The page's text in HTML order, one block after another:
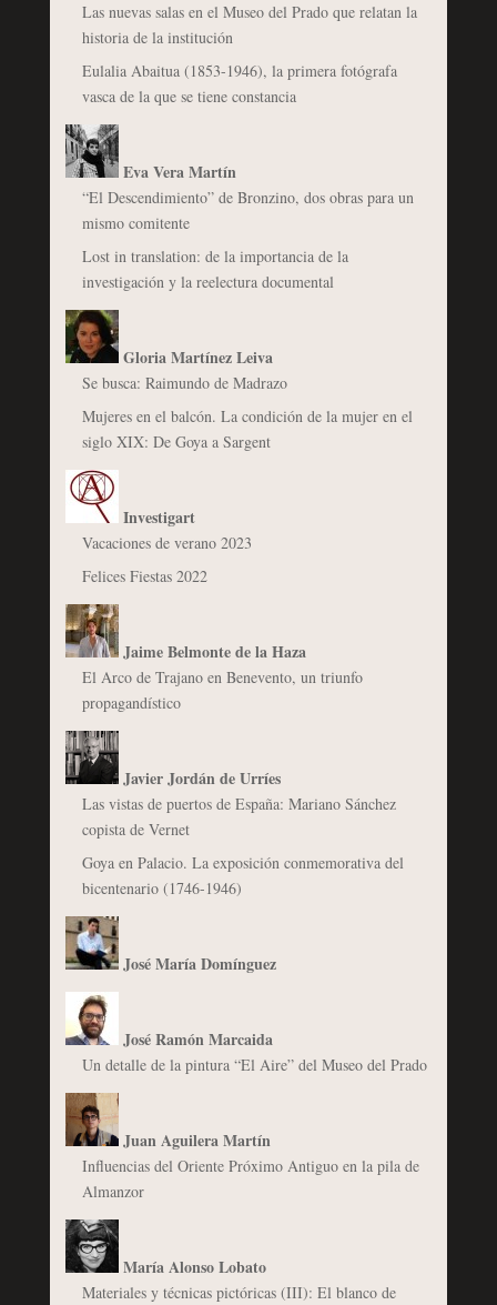
Las nuevas salas en el Museo del Prado que relatan la
historia de la institución
Eulalia Abaitua (1853-1946), la primera fotógrafa
vasca de la que se tiene constancia
Eva Vera Martín
“El Descendimiento” de Bronzino, dos obras para un
mismo comitente
Lost in translation: de la importancia de la
investigación y la reelectura documental
Gloria Martínez Leiva
Se busca: Raimundo de Madrazo
Mujeres en el balcón. La condición de la mujer en el
siglo XIX: De Goya a Sargent
Investigart
Vacaciones de verano 2023
Felices Fiestas 2022
Jaime Belmonte de la Haza
El Arco de Trajano en Benevento, un triunfo
propagandístico
Javier Jordán de Urríes
Las vistas de puertos de España: Mariano Sánchez
copista de Vernet
Goya en Palacio. La exposición conmemorativa del
bicentenario (1746-1946)
José María Domínguez
José Ramón Marcaida
Un detalle de la pintura “El Aire” del Museo del Prado
Juan Aguilera Martín
Influencias del Oriente Próximo Antiguo en la pila de
Almanzor
María Alonso Lobato
Materiales y técnicas pictóricas (III): El blanco de